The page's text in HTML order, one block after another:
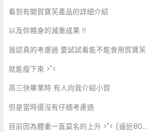
看到有關賀寶芙產品的詳細介紹
以及你親身的減重成果 !!
我認真的考慮過 要試試看能不能食用賀寶芙
就能瘦下來 >"<
高三快畢業時 有人向我介紹小賀
但是當時還沒有仔細考慮過
目前因為體重一直莫名的上升 >"< (逼近80…